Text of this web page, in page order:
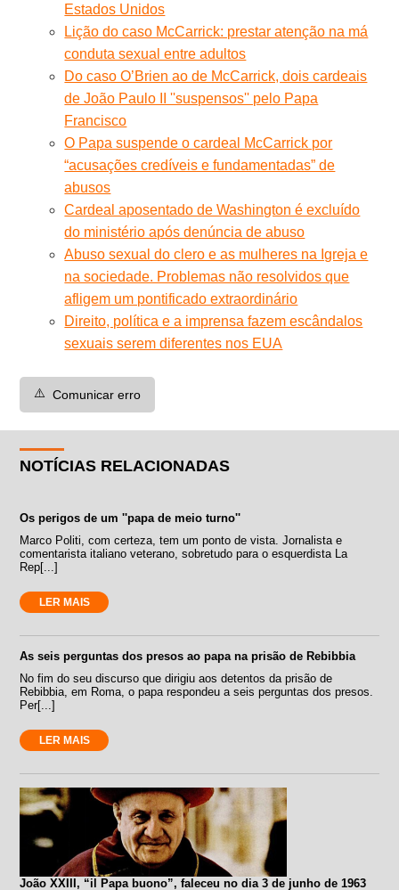
Estados Unidos
Lição do caso McCarrick: prestar atenção na má
conduta sexual entre adultos
Do caso O’Brien ao de McCarrick, dois cardeais
de João Paulo II ''suspensos'' pelo Papa
Francisco
O Papa suspende o cardeal McCarrick por
“acusações credíveis e fundamentadas” de
abusos
Cardeal aposentado de Washington é excluído
do ministério após denúncia de abuso
Abuso sexual do clero e as mulheres na Igreja e
na sociedade. Problemas não resolvidos que
afligem um pontificado extraordinário
Direito, política e a imprensa fazem escândalos
sexuais serem diferentes nos EUA
⚠️ Comunicar erro
NOTÍCIAS RELACIONADAS
Os perigos de um ''papa de meio turno''
Marco Politi, com certeza, tem um ponto de vista. Jornalista e
comentarista italiano veterano, sobretudo para o esquerdista La
Rep[...]
LER MAIS
As seis perguntas dos presos ao papa na prisão de Rebibbia
No fim do seu discurso que dirigiu aos detentos da prisão de
Rebibbia, em Roma, o papa respondeu a seis perguntas dos presos.
Per[...]
LER MAIS
João XXIII, “il Papa buono”, faleceu no dia 3 de junho de 1963